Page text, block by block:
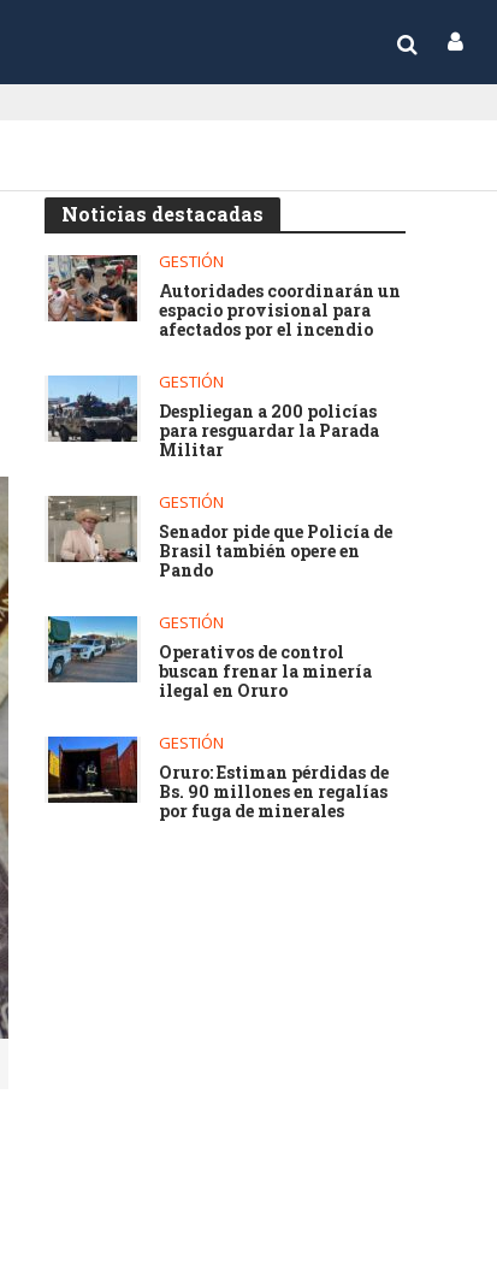
Noticias destacadas
GESTIÓN
Autoridades coordinarán un
espacio provisional para
afectados por el incendio
GESTIÓN
Despliegan a 200 policías
para resguardar la Parada
Militar
GESTIÓN
Senador pide que Policía de
Brasil también opere en
Pando
GESTIÓN
Operativos de control
buscan frenar la minería
ilegal en Oruro
GESTIÓN
Oruro: Estiman pérdidas de
Bs. 90 millones en regalías
por fuga de minerales